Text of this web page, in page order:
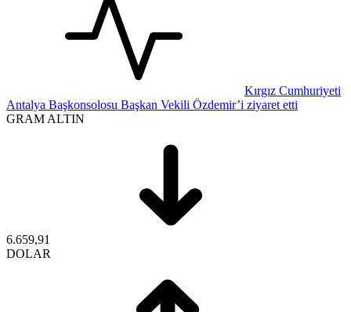
Kırgız Cumhuriyeti
Antalya Başkonsolosu Başkan Vekili Özdemir’i ziyaret etti
GRAM ALTIN
6.659,91
DOLAR